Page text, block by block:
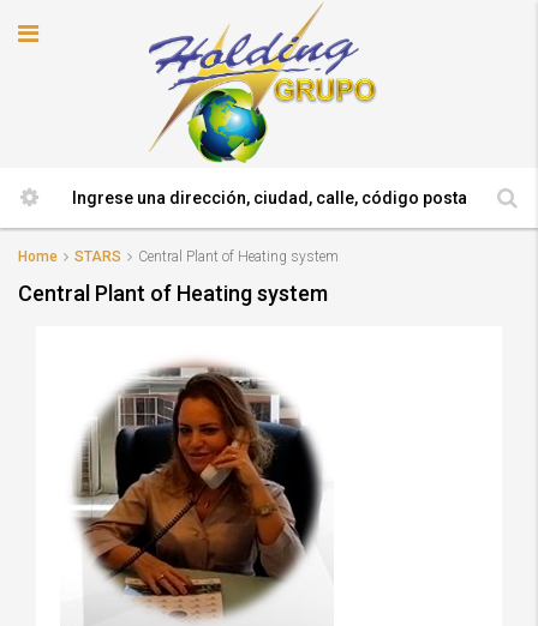
Home STARS Central Plant of Heating system
Central Plant of Heating system